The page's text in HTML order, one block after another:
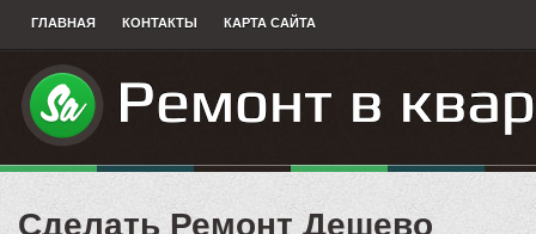
ГЛАВНАЯ КОНТАКТЫ КАРТА САЙТА
Сделать Ремонт Дешево